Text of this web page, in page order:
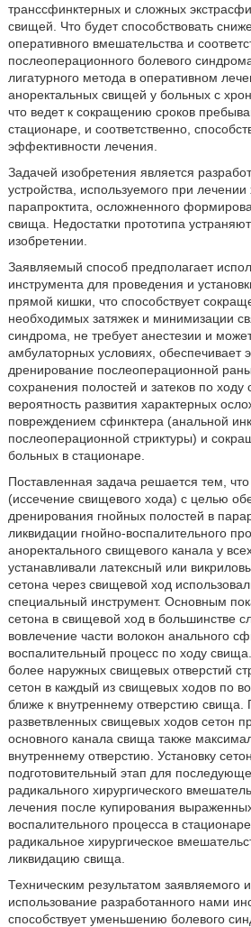
транссфинктерных и сложных
свищей. Что будет способствовать
оперативного вмешательства и
послеоперационного болевого
лигатурного метода в оперативном
аноректальных свищей у больных с
что ведет к сокращению сроков
стационаре, и соответственно,
эффективности лечения.
Задачей изобретения является
устройства, используемого при лечении
парапроктита, осложненного
свища. Недостатки прототипа
изобретении.
Заявляемый способ предполагает
инструмента для проведения и
прямой кишки, что способствует
необходимых затяжек и минимизации
синдрома, не требует анестезии и
амбулаторных условиях, обеспечивает
дренирование послеоперационной
сохранения полостей и затеков по
вероятность развития характерных
повреждением сфинктера (анальной
послеоперационной стриктуры) и
больных в стационаре.
Поставленная задача решается тем,
(иссечение свищевого хода) с целью
дренирования гнойных полостей в
ликвидации гнойно-воспалительного
аноректального свищевого канала у
устанавливали латексный или
сетона через свищевой ход
специальный инструмент. Основным
сетона в свищевой ход в большинстве
вовлечение части волокон анального
воспалительный процесс по ходу
более наружных свищевых отверстий
сетон в каждый из свищевых ходов по
ближе к внутреннему отверстию
разветвленных свищевых ходов сетон
основного канала свища также
внутреннему отверстию. Установку
подготовительный этап для
радикального хирургического
лечения после купирования
воспалительного процесса в
радикальное хирургическое
ликвидацию свища.
Техническим результатом заявляемого
использование разработанного нами
способствует уменьшению болевого